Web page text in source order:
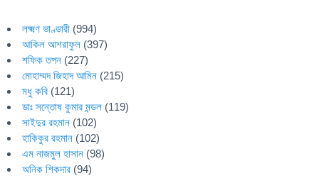
লক্ষ্মণ ভাণ্ডারী (994)
আকিল আশরাফুল (397)
শফিক তপন (227)
মোহাম্মদ জিহাদ আমিন (215)
মধু কবি (121)
ডাঃ সন্তোষ কুমার মন্ডল (119)
সাইদুর রহমান (102)
হাকিকুর রহমান (102)
এম নাজমুল হাসান (98)
অনিক শিকদার (94)